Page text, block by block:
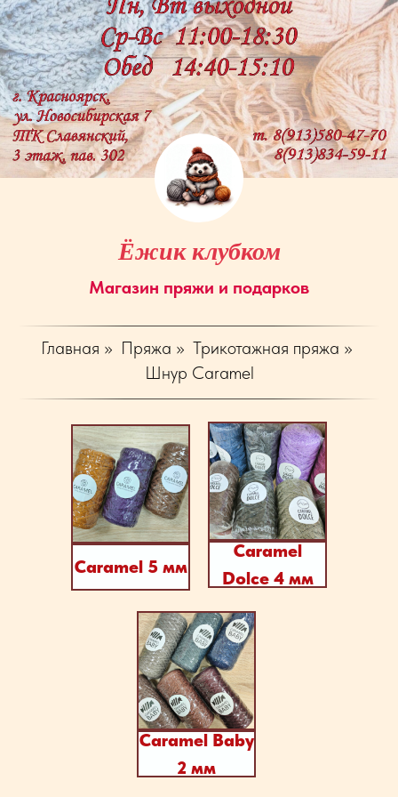
Ёжик клубком
Магазин пряжи и подарков
Главная » Пряжа » Трикотажная пряжа »
Шнур Caramel
Caramel 5 мм
Caramel Baby
2 мм
Caramel
Dolce 4 мм